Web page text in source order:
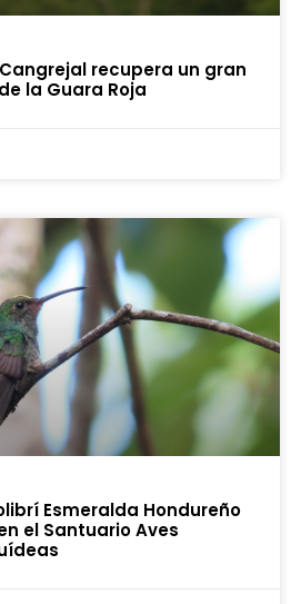
recupera un gran
la Guara Roja
Esmeralda Hondureño
el Santuario Aves